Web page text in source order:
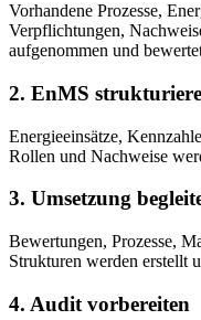
Vorhandene Prozesse,
Verpflichtungen,
aufgenommen und
2. EnMS
Energieeinsätze,
Rollen und Nachweise
3. Umsetzung
Bewertungen, Prozesse,
Strukturen werden erstellt
4. Audit vorbereiten